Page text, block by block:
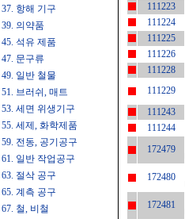
37. 항해 기구
39. 의약품
45. 석유 제품
47. 문구류
49. 일반 철물
51. 브러쉬, 매트
53. 세면 위생기구
55. 세제, 화학제품
59. 전동, 공기공구
61. 일반 작업공구
63. 절삭 공구
65. 계측 공구
67. 철, 비철
111223
111224
111225
111226
111228
111229
111243
111244
172479
172480
172481